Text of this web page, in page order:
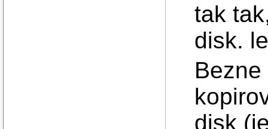
tak
disk.
disk